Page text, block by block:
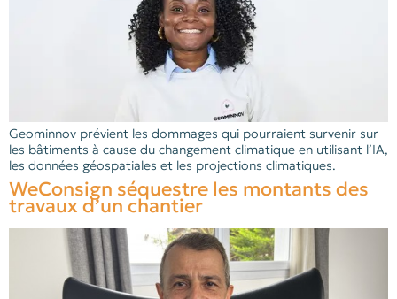
Geominnov prévient les dommages qui pourraient survenir sur
les bâtiments à cause du changement climatique en utilisant l’IA,
les données géospatiales et les projections climatiques.
WeConsign séquestre les montants des
travaux d’un chantier